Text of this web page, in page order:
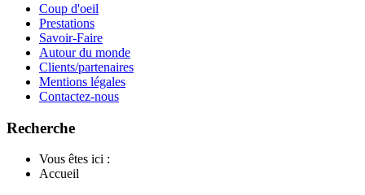
Coup d'oeil
Prestations
Savoir-Faire
Autour du monde
Clients/partenaires
Mentions légales
Contactez-nous
Recherche
Vous êtes ici :
Accueil